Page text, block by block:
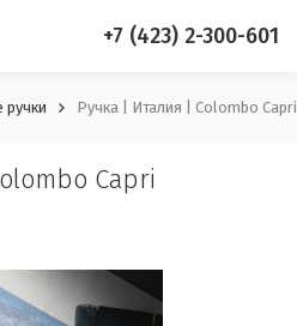
+7 (423) 2-300-601
Ручка | Италия | Colombo Capri
Capri